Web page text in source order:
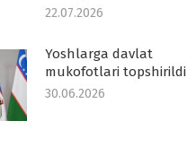
22.07.2026
Yoshlarga davlat
mukofotlari topshirildi
30.06.2026